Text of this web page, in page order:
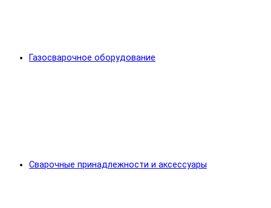
Газосварочное оборудование
Сварочные принадлежности и аксессуары